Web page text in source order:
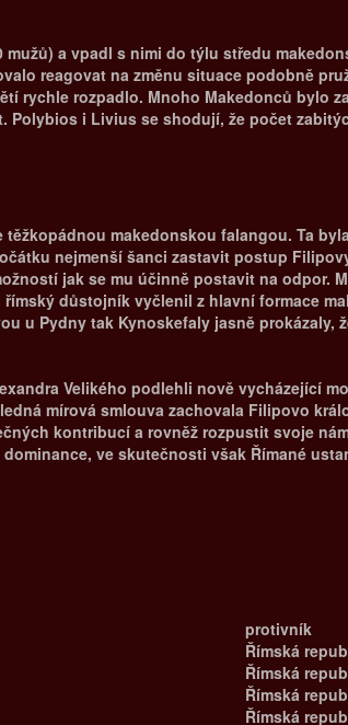
a vpadl s nimi do týlu středu
reagovat na změnu situace podobně
rychle rozpadlo. Mnoho Makedonců bylo
i Livius se shodují, že počet
makedonskou falangou. Ta
nejmenší šanci zastavit postup
jak se mu účinně postavit na odpor.
důstojník vyčlenil z hlavní formace
u Pydny tak Kynoskefaly jasně prokázaly,
Velikého podlehli nově vycházející
mírová smlouva zachovala Filipovo
kontribucí a rovněž rozpustit svoje
ve skutečnosti však Římané
protivník
Římská
Římská
Římská
Římská